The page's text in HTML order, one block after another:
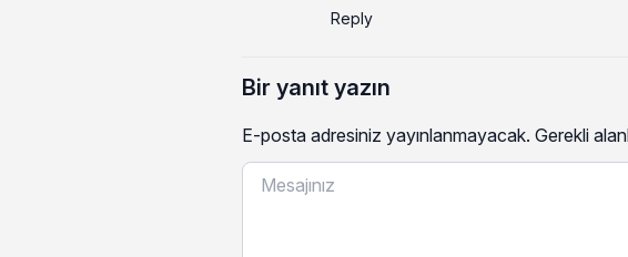
Reply
Bir yanıt yazın
E-posta adresiniz yayınlanmayacak. Gerekli